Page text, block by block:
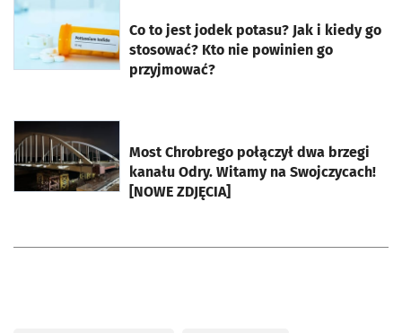
Co to jest jodek potasu? Jak i kiedy go
stosować? Kto nie powinien go
przyjmować?
otworzy się w nowej karcie
Most Chrobrego połączył dwa brzegi
kanału Odry. Witamy na Swojczycach!
[NOWE ZDJĘCIA]
otworzy się w nowej karcie